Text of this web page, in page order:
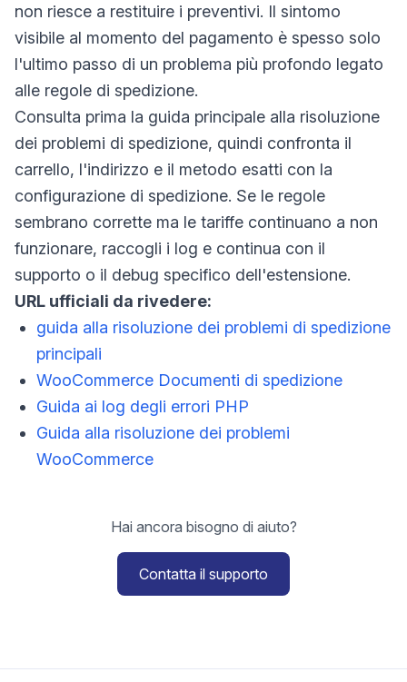
non riesce a restituire i preventivi. Il sintomo
visibile al momento del pagamento è spesso solo
l'ultimo passo di un problema più profondo legato
alle regole di spedizione.
Consulta prima la guida principale alla risoluzione
dei problemi di spedizione, quindi confronta il
carrello, l'indirizzo e il metodo esatti con la
configurazione di spedizione. Se le regole
sembrano corrette ma le tariffe continuano a non
funzionare, raccogli i log e continua con il
supporto o il debug specifico dell'estensione.
URL ufficiali da rivedere:
guida alla risoluzione dei problemi di spedizione
principali
WooCommerce Documenti di spedizione
Guida ai log degli errori PHP
Guida alla risoluzione dei problemi
WooCommerce
Hai ancora bisogno di aiuto?
Contatta il supporto